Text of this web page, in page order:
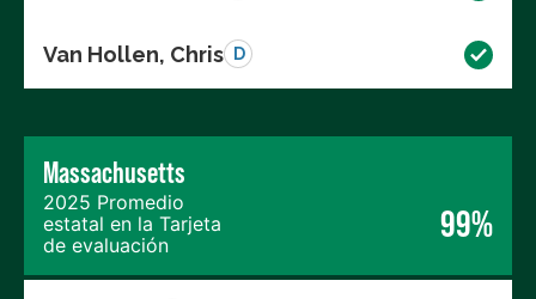
Van Hollen, Chris D
Massachusetts
2025 Promedio
estatal en la Tarjeta
de evaluación
99%